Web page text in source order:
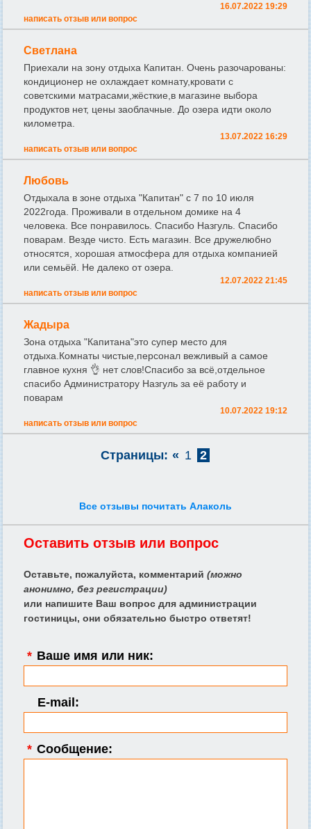
16.07.2022 19:29
написать отзыв или вопрос
Светлана
Приехали на зону отдыха Капитан. Очень разочарованы:
кондиционер не охлаждает комнату,кровати с
советскими матрасами,жёсткие,в магазине выбора
продуктов нет, цены заоблачные. До озера идти около
километра.
13.07.2022 16:29
написать отзыв или вопрос
Любовь
Отдыхала в зоне отдыха "Капитан" с 7 по 10 июля
2022года. Проживали в отдельном домике на 4
человека. Все понравилось. Спасибо Назгуль. Спасибо
поварам. Везде чисто. Есть магазин. Все дружелюбно
относятся, хорошая атмосфера для отдыха компанией
или семьёй. Не далеко от озера.
12.07.2022 21:45
написать отзыв или вопрос
Жадыра
Зона отдыха "Капитана"это супер место для
отдыха.Комнаты чистые,персонал вежливый а самое
главное кухня 👌 нет слов!Спасибо за всё,отдельное
спасибо Администратору Назгуль за её работу и
поварам
10.07.2022 19:12
написать отзыв или вопрос
Страницы: « 1 2
Все отзывы почитать Алаколь
Оставить отзыв или вопрос
Оставьте, пожалуйста, комментарий (можно
анонимно, без регистрации)
или напишите Ваш вопрос для администрации
гостиницы, они обязательно быстро ответят!
* Ваше имя или ник:
E-mail:
* Сообщение: